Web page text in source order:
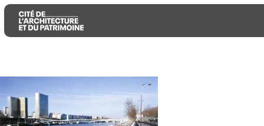
au
contenu
principal
au
menu
principal
à
la
recherche